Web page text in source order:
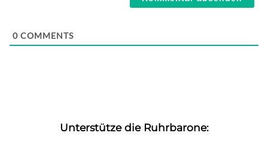
0 COMMENTS
Unterstütze die Ruhrbarone: